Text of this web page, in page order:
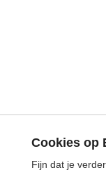
Cookies op
Fijn dat je